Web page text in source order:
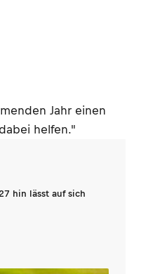
Jahr einen
helfen."
hin lässt auf sich